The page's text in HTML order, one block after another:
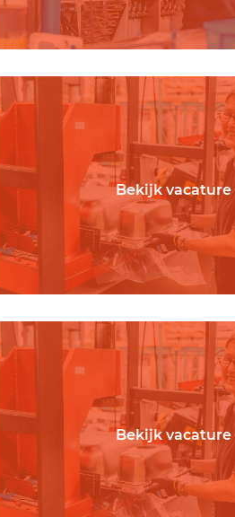
Bekijk vacature
Bekijk vacature